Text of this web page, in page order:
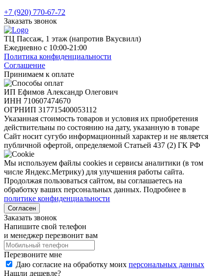
+7 (920) 770-67-72
Заказать звонок
ТЦ Пассаж, 1 этаж (напротив Вкусвилл)
Ежедневно с 10:00-21:00
Политика конфиденциальности
Соглашение
Принимаем к оплате
ИП Ефимов Александр Олегович
ИНН 710607474670
ОГРНИП 317715400053112
Указанная стоимость товаров и условия их приобретения
действительны по состоянию на дату, указанную в товаре
Сайт носит сугубо информационный характер и не является
публичной офертой, определяемой Статьей 437 (2) ГК РФ
Мы используем файлы cookies и сервисы аналитики (в том
числе Яндекс.Метрику) для улучшения работы сайта.
Продолжая пользоваться сайтом, вы соглашаетесь на
обработку ваших персональных данных. Подробнее в
политике конфиденциальности
Согласен
Заказать звонок
Напишите свой телефон
и менеджер перезвонит вам
Перезвоните мне
Даю согласие на обработку моих персональных данных
Нашли дешевле?